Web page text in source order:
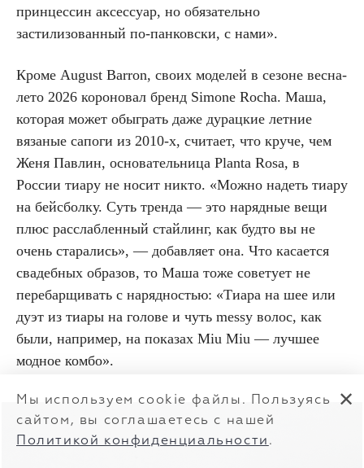
принцессин аксессуар, но обязательно
застилизованный по-панковски, с нами».
Кроме August Barron, своих моделей в сезоне весна-
лето 2026 короновал бренд Simone Rocha. Маша,
которая может обыграть даже дурацкие летние
вязаные сапоги из 2010-х, считает, что круче, чем
Женя Павлин, основательница Planta Rosa, в
России тиару не носит никто. «Можно надеть тиару
на бейсболку. Суть тренда — это нарядные вещи
плюс расслабленный стайлинг, как будто вы не
очень старались», — добавляет она. Что касается
свадебных образов, то Маша тоже советует не
перебарщивать с нарядностью: «Тиара на шее или
дуэт из тиары на голове и чуть messy волос, как
были, например, на показах Miu Miu — лучшее
модное комбо».
Мы используем cookie файлы. Пользуясь
сайтом, вы соглашаетесь с нашей
Политикой конфиденциальности .
✕